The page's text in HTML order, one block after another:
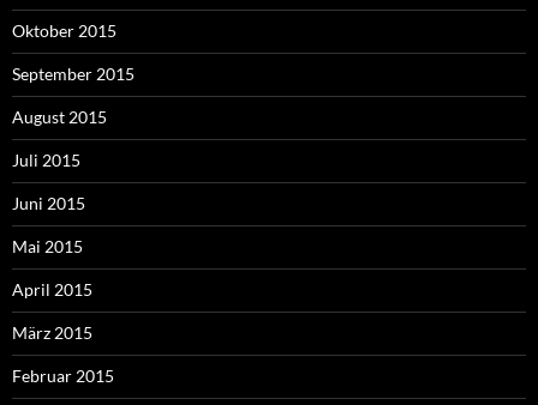
Oktober 2015
September 2015
August 2015
Juli 2015
Juni 2015
Mai 2015
April 2015
März 2015
Februar 2015